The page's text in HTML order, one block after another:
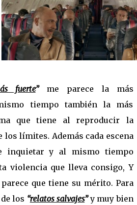
fuerte”me parece la más
tiempo también la más
que tiene al reproducir la
los límites. Además cada escena
inquietar y al mismo tiempo
violencia que lleva consigo, Y
que tiene su mérito. Para
los “relatos salvajes”y muy bien